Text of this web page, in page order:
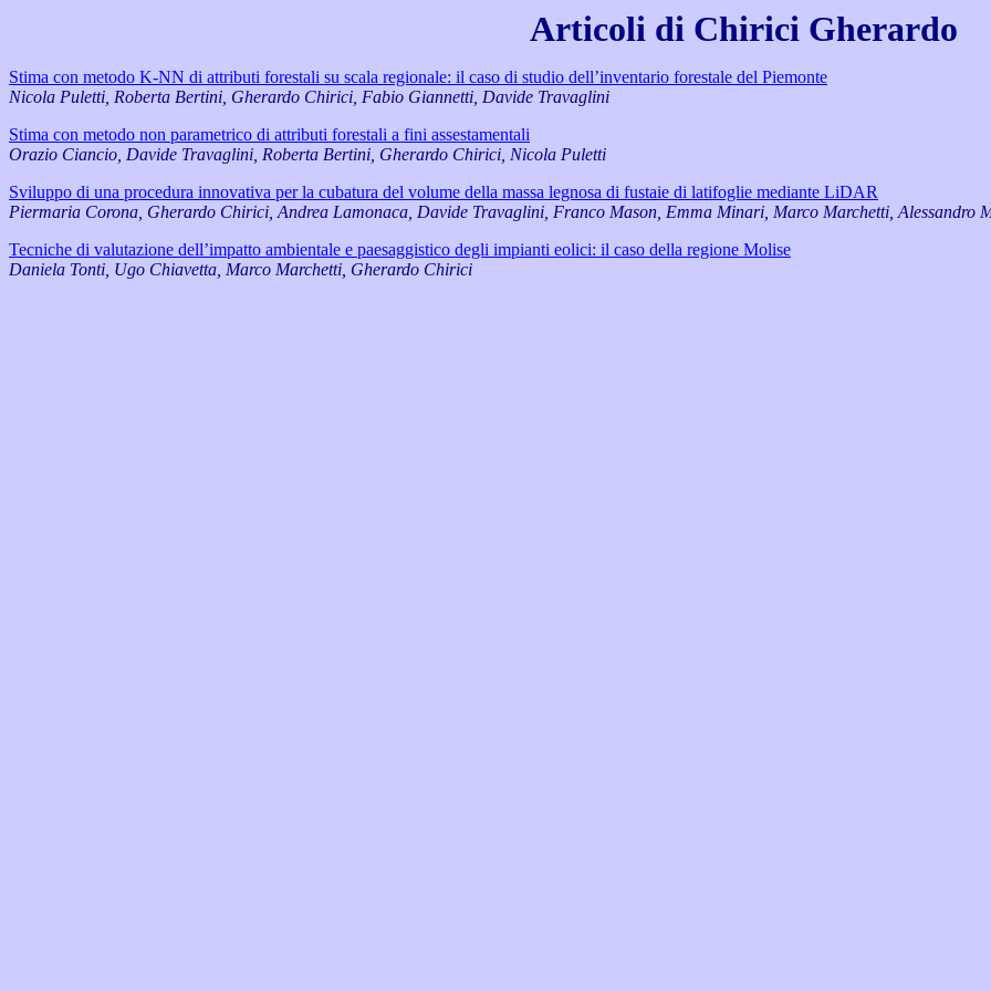
Articoli di Chirici Gherardo
Stima con metodo K-NN di attributi forestali su scala regionale: il caso di studio dell’inventario forestale del Piemonte
Nicola Puletti, Roberta Bertini, Gherardo Chirici, Fabio Giannetti, Davide Travaglini
Stima con metodo non parametrico di attributi forestali a fini assestamentali
Orazio Ciancio, Davide Travaglini, Roberta Bertini, Gherardo Chirici, Nicola Puletti
Sviluppo di una procedura innovativa per la cubatura del volume della massa legnosa di fustaie di latifoglie mediante LiDAR
Piermaria Corona, Gherardo Chirici, Andrea Lamonaca, Davide Travaglini, Franco Mason, Emma Minari, Marco Marchetti, Alessandro
Tecniche di valutazione dell’impatto ambientale e paesaggistico degli impianti eolici: il caso della regione Molise
Daniela Tonti, Ugo Chiavetta, Marco Marchetti, Gherardo Chirici